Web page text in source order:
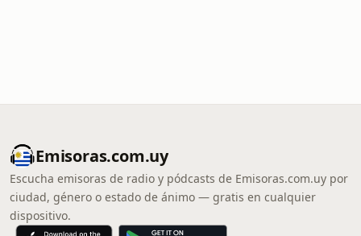
Emisoras.com.uy
Escucha emisoras de radio y pódcasts de Emisoras.com.uy por
ciudad, género o estado de ánimo — gratis en cualquier
dispositivo.